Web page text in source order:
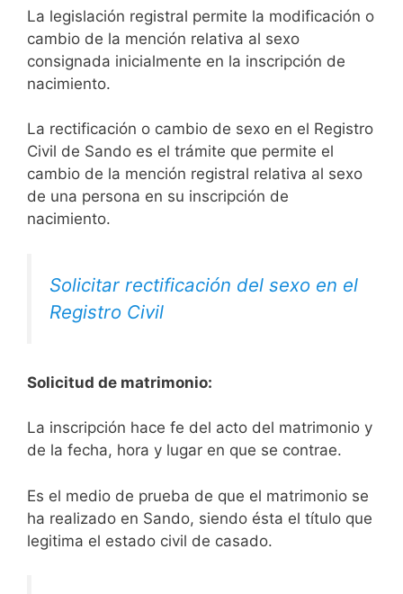
La legislación registral permite la modificación o
cambio de la mención relativa al sexo
consignada inicialmente en la inscripción de
nacimiento.
La rectificación o cambio de sexo en el Registro
Civil de Sando es el trámite que permite el
cambio de la mención registral relativa al sexo
de una persona en su inscripción de
nacimiento.
Solicitar rectificación del sexo en el
Registro Civil
Solicitud de matrimonio:
La inscripción hace fe del acto del matrimonio y
de la fecha, hora y lugar en que se contrae.
Es el medio de prueba de que el matrimonio se
ha realizado en Sando, siendo ésta el título que
legitima el estado civil de casado.